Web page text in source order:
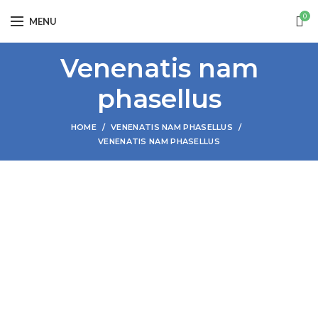
MENU 0
Venenatis nam
phasellus
HOME
VENENATIS NAM PHASELLUS
VENENATIS NAM PHASELLUS